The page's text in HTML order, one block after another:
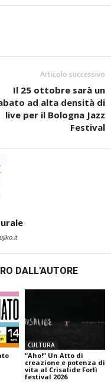
Articolo successivo
Il 25 ottobre sarà un
ad alta densità di
live per il Bologna Jazz
Festival
DALL'AUTORE
CULTURA
“Aho!” Un Atto di
creazione e potenza di
vita al Crisalide Forlì
festival 2026